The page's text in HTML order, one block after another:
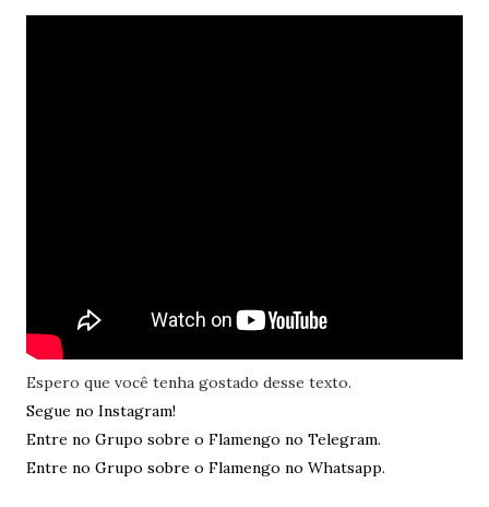
Espero que você tenha gostado desse texto.
Segue no Instagram!
Entre no Grupo sobre o Flamengo no Telegram.
Entre no Grupo sobre o Flamengo no Whatsapp.